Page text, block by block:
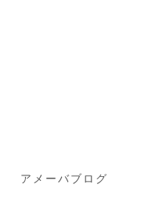
アメーバブログ